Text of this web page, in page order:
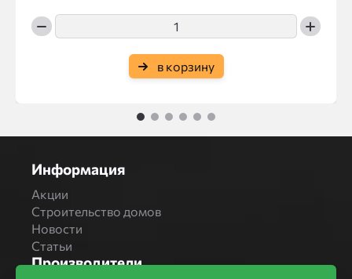
в корзину
1 2 3 4 5 6
Информация
Акции
Строительство домов
Новости
Статьи
Производители